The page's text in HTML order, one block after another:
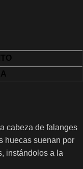
cabeza de falanges
huecas suenan por
instándolos a la